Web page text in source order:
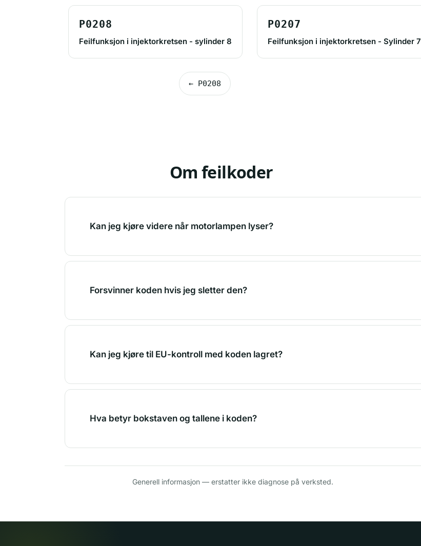
P0208
Feilfunksjon i injektorkretsen - sylinder 8
P0207
Feilfunksjon i injektorkretsen - Sylinder 7
← P0208
Om feilkoder
Kan jeg kjøre videre når motorlampen lyser?
Forsvinner koden hvis jeg sletter den?
Kan jeg kjøre til EU-kontroll med koden lagret?
Hva betyr bokstaven og tallene i koden?
Generell informasjon — erstatter ikke diagnose på verksted.